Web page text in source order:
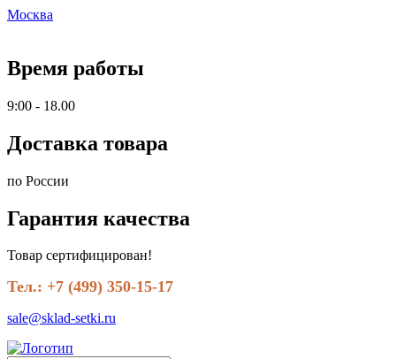
Москва
Время работы
9:00 - 18.00
Доставка товара
по России
Гарантия качества
Товар сертифицирован!
Тел.: +7 (499) 350-15-17
sale@sklad-setki.ru